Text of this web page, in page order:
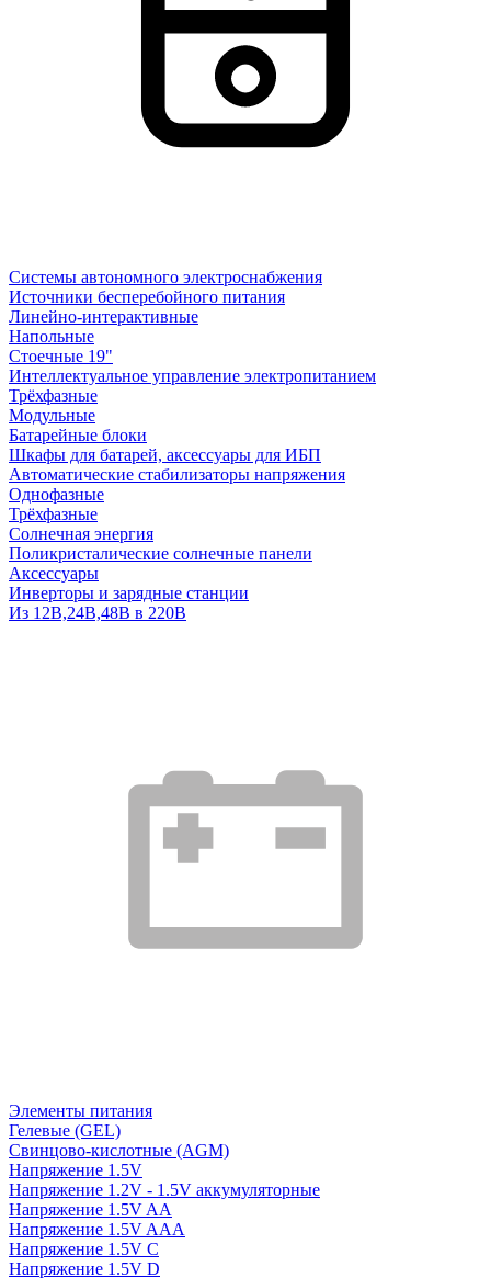
Системы автономного электроснабжения
Источники бесперебойного питания
Линейно-интерактивные
Напольные
Стоечные 19"
Интеллектуальное управление электропитанием
Трёхфазные
Модульные
Батарейные блоки
Шкафы для батарей, аксессуары для ИБП
Автоматические стабилизаторы напряжения
Однофазные
Трёхфазные
Солнечная энергия
Поликристалические солнечные панели
Аксессуары
Инверторы и зарядные станции
Из 12В,24В,48В в 220В
Элементы питания
Гелевые (GEL)
Свинцово-кислотные (AGM)
Напряжение 1.5V
Напряжение 1.2V - 1.5V аккумуляторные
Напряжение 1.5V AA
Напряжение 1.5V AAA
Напряжение 1.5V C
Напряжение 1.5V D